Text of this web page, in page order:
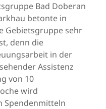
Bad Doberan
betonte in
Gebietsgruppe sehr
denn die
in der
Assistenz
von 10
wird
Spendenmitteln